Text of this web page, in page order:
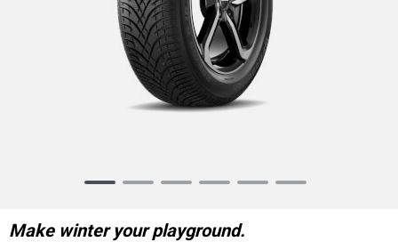
6
Make winter your playground.